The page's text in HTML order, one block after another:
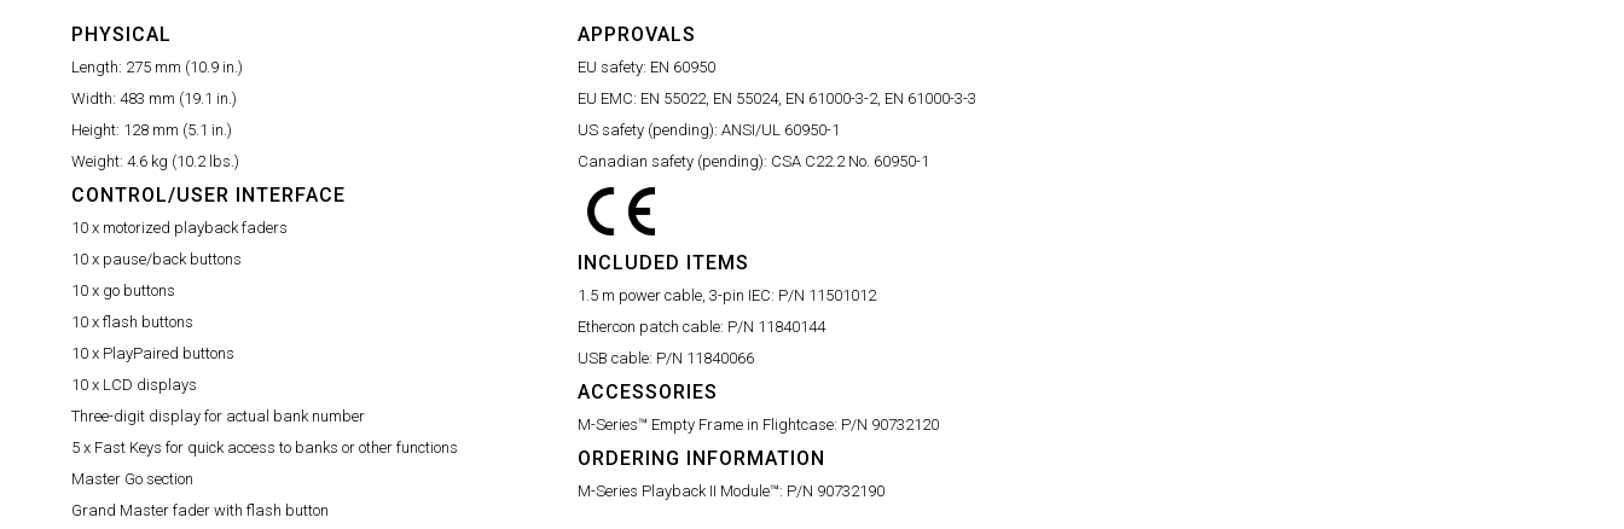
PHYSICAL
Length: 275 mm (10.9 in.)
Width: 483 mm (19.1 in.)
Height: 128 mm (5.1 in.)
Weight: 4.6 kg (10.2 lbs.)
CONTROL/USER INTERFACE
10 x motorized playback faders
10 x pause/back buttons
10 x go buttons
10 x flash buttons
10 x PlayPaired buttons
10 x LCD displays
Three-digit display for actual bank number
5 x Fast Keys for quick access to banks or other functions
Master Go section
Grand Master fader with flash button
APPROVALS
EU safety: EN 60950
EU EMC: EN 55022, EN 55024, EN 61000-3-2, EN 61000-3-3
US safety (pending): ANSI/UL 60950-1
Canadian safety (pending): CSA C22.2 No. 60950-1
INCLUDED ITEMS
1.5 m power cable, 3-pin IEC: P/N 11501012
Ethercon patch cable: P/N 11840144
USB cable: P/N 11840066
ACCESSORIES
M-Series™ Empty Frame in Flightcase: P/N 90732120
ORDERING INFORMATION
M-Series Playback II Module™: P/N 90732190